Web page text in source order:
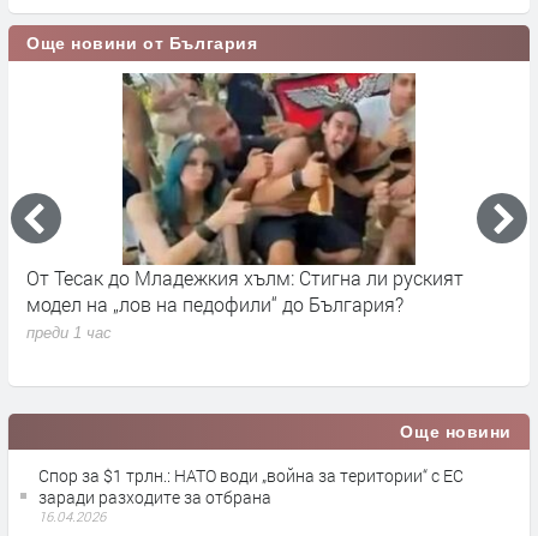
Още новини от България
От запад идват облаци и дъжд за кратко
преди 11 часа
Още новини
Спор за $1 трлн.: НАТО води „война за територии“ с ЕС
заради разходите за отбрана
16.04.2026